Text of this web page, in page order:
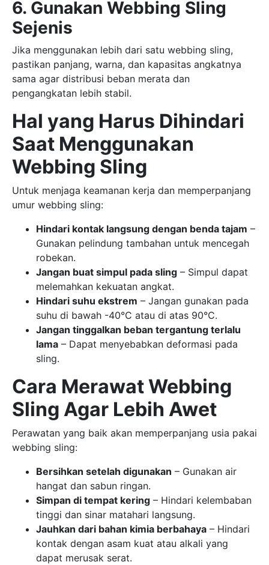
6. Gunakan Webbing Sling
Sejenis
Jika menggunakan lebih dari satu webbing sling,
pastikan panjang, warna, dan kapasitas angkatnya
sama agar distribusi beban merata dan
pengangkatan lebih stabil.
Hal yang Harus Dihindari
Saat Menggunakan
Webbing Sling
Untuk menjaga keamanan kerja dan memperpanjang
umur webbing sling:
Hindari kontak langsung dengan benda tajam –
Gunakan pelindung tambahan untuk mencegah
robekan.
Jangan buat simpul pada sling – Simpul dapat
melemahkan kekuatan angkat.
Hindari suhu ekstrem – Jangan gunakan pada
suhu di bawah -40°C atau di atas 90°C.
Jangan tinggalkan beban tergantung terlalu
lama – Dapat menyebabkan deformasi pada
sling.
Cara Merawat Webbing
Sling Agar Lebih Awet
Perawatan yang baik akan memperpanjang usia pakai
webbing sling:
Bersihkan setelah digunakan – Gunakan air
hangat dan sabun ringan.
Simpan di tempat kering – Hindari kelembaban
tinggi dan sinar matahari langsung.
Jauhkan dari bahan kimia berbahaya – Hindari
kontak dengan asam kuat atau alkali yang
dapat merusak serat.